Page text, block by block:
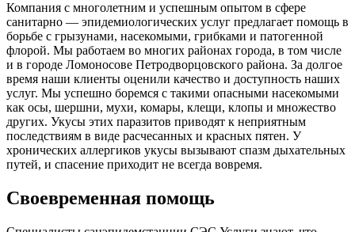
Компания с многолетним и успешным опытом в сфере
санитарно — эпидемиологических услуг предлагает помощь в
борьбе с грызунами, насекомыми, грибками и патогенной
флорой. Мы работаем во многих районах города, в том числе
и в городе Ломоносове Петродворцовского района. За долгое
время наши клиенты оценили качество и доступность наших
услуг. Мы успешно боремся с такими опасными насекомыми
как осы, шершни, мухи, комары, клещи, клопы и множество
других. Укусы этих паразитов приводят к неприятным
последствиям в виде расчесанных и красных пятен. У
хронических аллергиков укусы вызывают спазм дыхательных
путей, и спасение приходит не всегда вовремя.
Своевременная помощь